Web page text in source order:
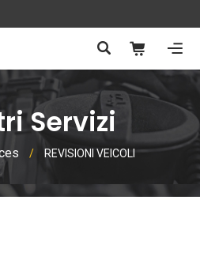
Servizi
/ REVISIONI VEICOLI